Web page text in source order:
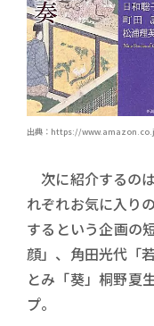
出典：https://
次に紹介するの
れぞれお気に入り
するという企画の
顔」、角田光代「
とみ「葵」桐野夏
プ。